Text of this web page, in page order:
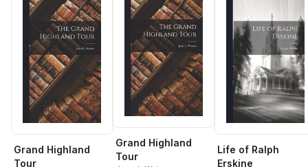
Grand Highland
Tour
Grand Highland
Tour
Life of Ralph
Erskine